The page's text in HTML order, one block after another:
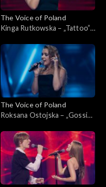
The Voice of Poland
Kinga Rutkowska – „Tattoo”,
Nokaut, 1 listopada 2025
The Voice of Poland
Roksana Ostojska – „Gossip”,
Nokaut, 1 listopada 2025